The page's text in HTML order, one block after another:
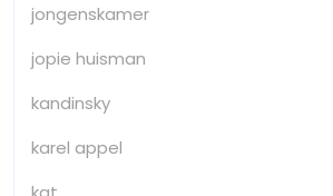
jongenskamer
jopie huisman
kandinsky
karel appel